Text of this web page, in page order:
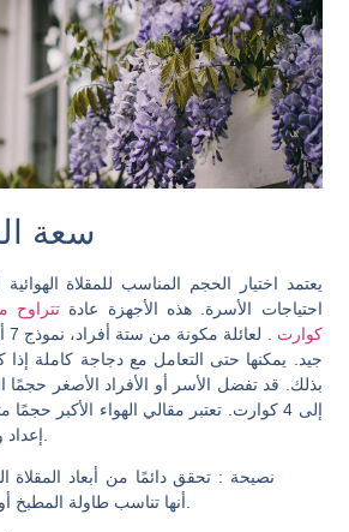
سعة
يعتمد اختيار الحجم المناسب للمقلاة
احتياجات الأسرة. هذه الأجهزة عادة
كوارت
جيد. يمكنها حتى التعامل مع دجاجة كاملة
إلى 4 كوارت. تعتبر مقالي الهواء الأكبر
نصيحة : تحقق دائمًا من أبعاد المقلاة
أنها تناسب طاولة المطبخ أو مساحة التخزين.